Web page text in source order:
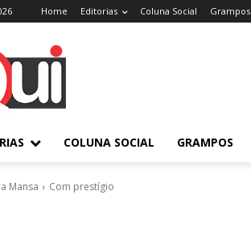
Home Editorias Coluna Social Grampos
COLUNA SOCIAL GRAMPOS
Mansa Com prestígio